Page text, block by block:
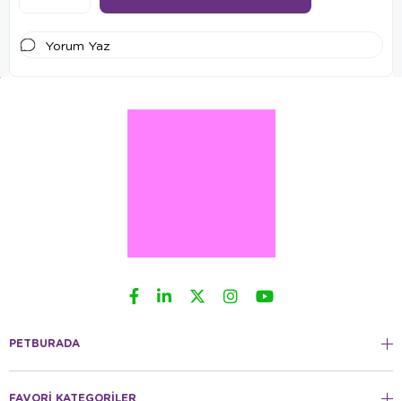
Yorum Yaz
PETBURADA
FAVORİ KATEGORİLER